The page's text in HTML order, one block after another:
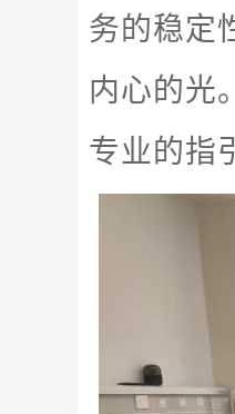
务的稳定
内心的光
专业的指